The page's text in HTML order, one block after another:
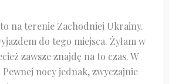
na terenie Zachodniej Ukrainy.
do tego miejsca. Żyłam w
zawsze znajdę na to czas. W
nocy jednak, zwyczajnie